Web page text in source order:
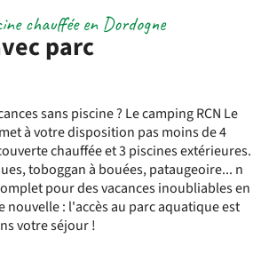
parc
chauffée en Dordogne
sans piscine ? Le camping RCN Le
à votre disposition pas moins de 4
chauffée et 3 piscines extérieures.
toboggan à bouées, pataugeoire... n
pour des vacances inoubliables en
nouvelle : l'accès au parc aquatique est
votre séjour !